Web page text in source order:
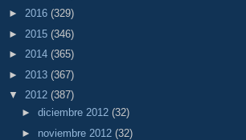
► 2016 (329)
► 2015 (346)
► 2014 (365)
► 2013 (367)
▼ 2012 (387)
► diciembre 2012 (32)
► noviembre 2012 (32)